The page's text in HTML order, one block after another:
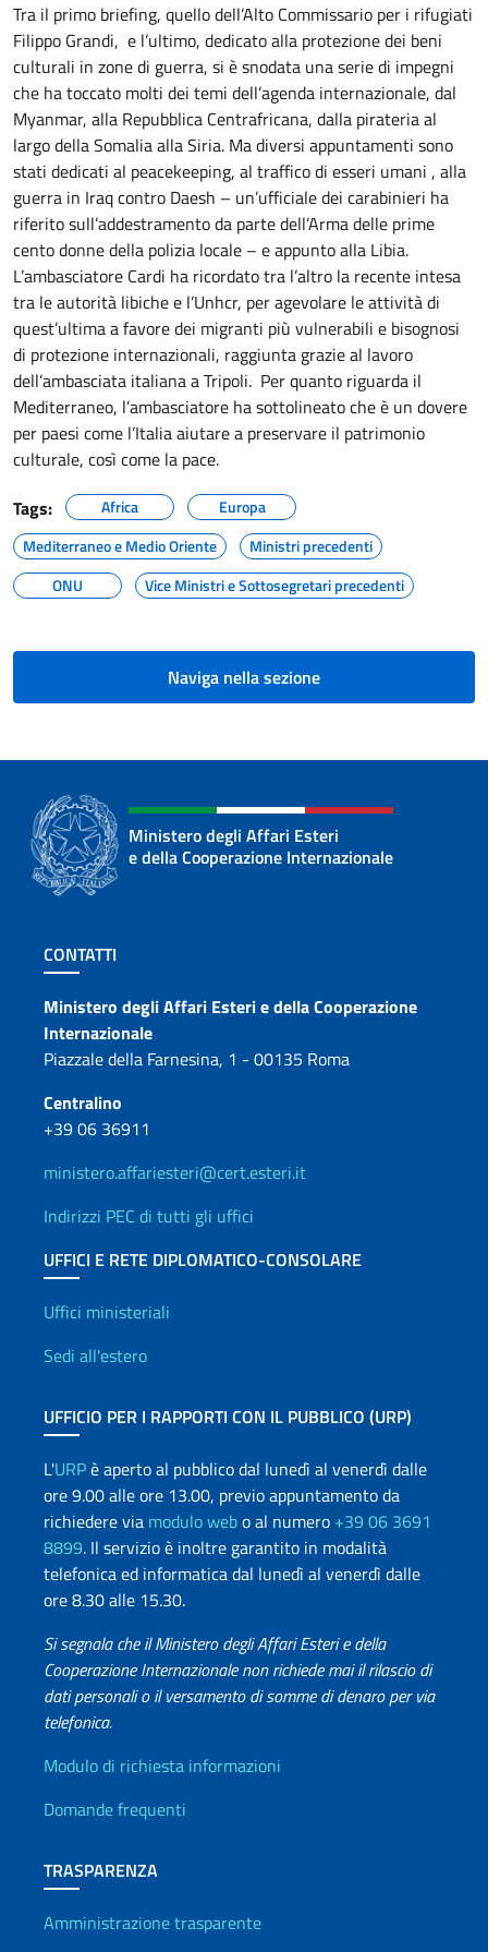
Tra il primo briefing, quello dell’Alto Commissario per i rifugiati
Filippo Grandi, e l’ultimo, dedicato alla protezione dei beni
culturali in zone di guerra, si è snodata una serie di impegni
che ha toccato molti dei temi dell’agenda internazionale, dal
Myanmar, alla Repubblica Centrafricana, dalla pirateria al
largo della Somalia alla Siria. Ma diversi appuntamenti sono
stati dedicati al peacekeeping, al traffico di esseri umani , alla
guerra in Iraq contro Daesh – un’ufficiale dei carabinieri ha
riferito sull’addestramento da parte dell’Arma delle prime
cento donne della polizia locale – e appunto alla Libia.
L’ambasciatore Cardi ha ricordato tra l’altro la recente intesa
tra le autorità libiche e l’Unhcr, per agevolare le attività di
quest’ultima a favore dei migranti più vulnerabili e bisognosi
di protezione internazionali, raggiunta grazie al lavoro
dell’ambasciata italiana a Tripoli. Per quanto riguarda il
Mediterraneo, l’ambasciatore ha sottolineato che è un dovere
per paesi come l’Italia aiutare a preservare il patrimonio
culturale, così come la pace.
Tags:
Africa
Europa
Mediterraneo e Medio Oriente
Ministri precedenti
ONU
Vice Ministri e Sottosegretari precedenti
Naviga nella sezione
Ministero degli Affari Esteri
e della Cooperazione Internazionale
Sezione footer
CONTATTI
Contatti
Ministero degli Affari Esteri e della Cooperazione
Internazionale
Piazzale della Farnesina, 1 - 00135 Roma
Centralino
+39 06 36911
ministero.affariesteri@cert.esteri.it
Indirizzi PEC di tutti gli uffici
UFFICI E RETE DIPLOMATICO-CONSOLARE
Uffici e Rete diplomatica
Uffici ministeriali
Sedi all'estero
UFFICIO PER I RAPPORTI CON IL PUBBLICO (URP)
L'URPè aperto al pubblico dal lunedì al venerdì dalle
ore 9.00 alle ore 13.00, previo appuntamento da
richiedere via modulo webo al numero +39 06 3691
8899. Il servizio è inoltre garantito in modalità
telefonica ed informatica dal lunedì al venerdì dalle
ore 8.30 alle 15.30.
Si segnala che il Ministero degli Affari Esteri e della
Cooperazione Internazionale non richiede mai il rilascio di
dati personali o il versamento di somme di denaro per via
telefonica.
Info utili
Modulo di richiesta informazioni
Domande frequenti
TRASPARENZA
Amministrazione trasparente